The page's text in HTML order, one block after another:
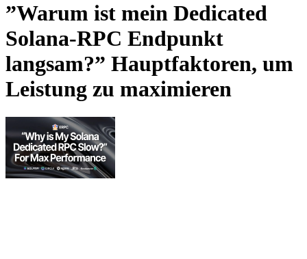
”Warum ist mein Dedicated
Solana-RPC Endpunkt
langsam?” Hauptfaktoren, um
Leistung zu maximieren